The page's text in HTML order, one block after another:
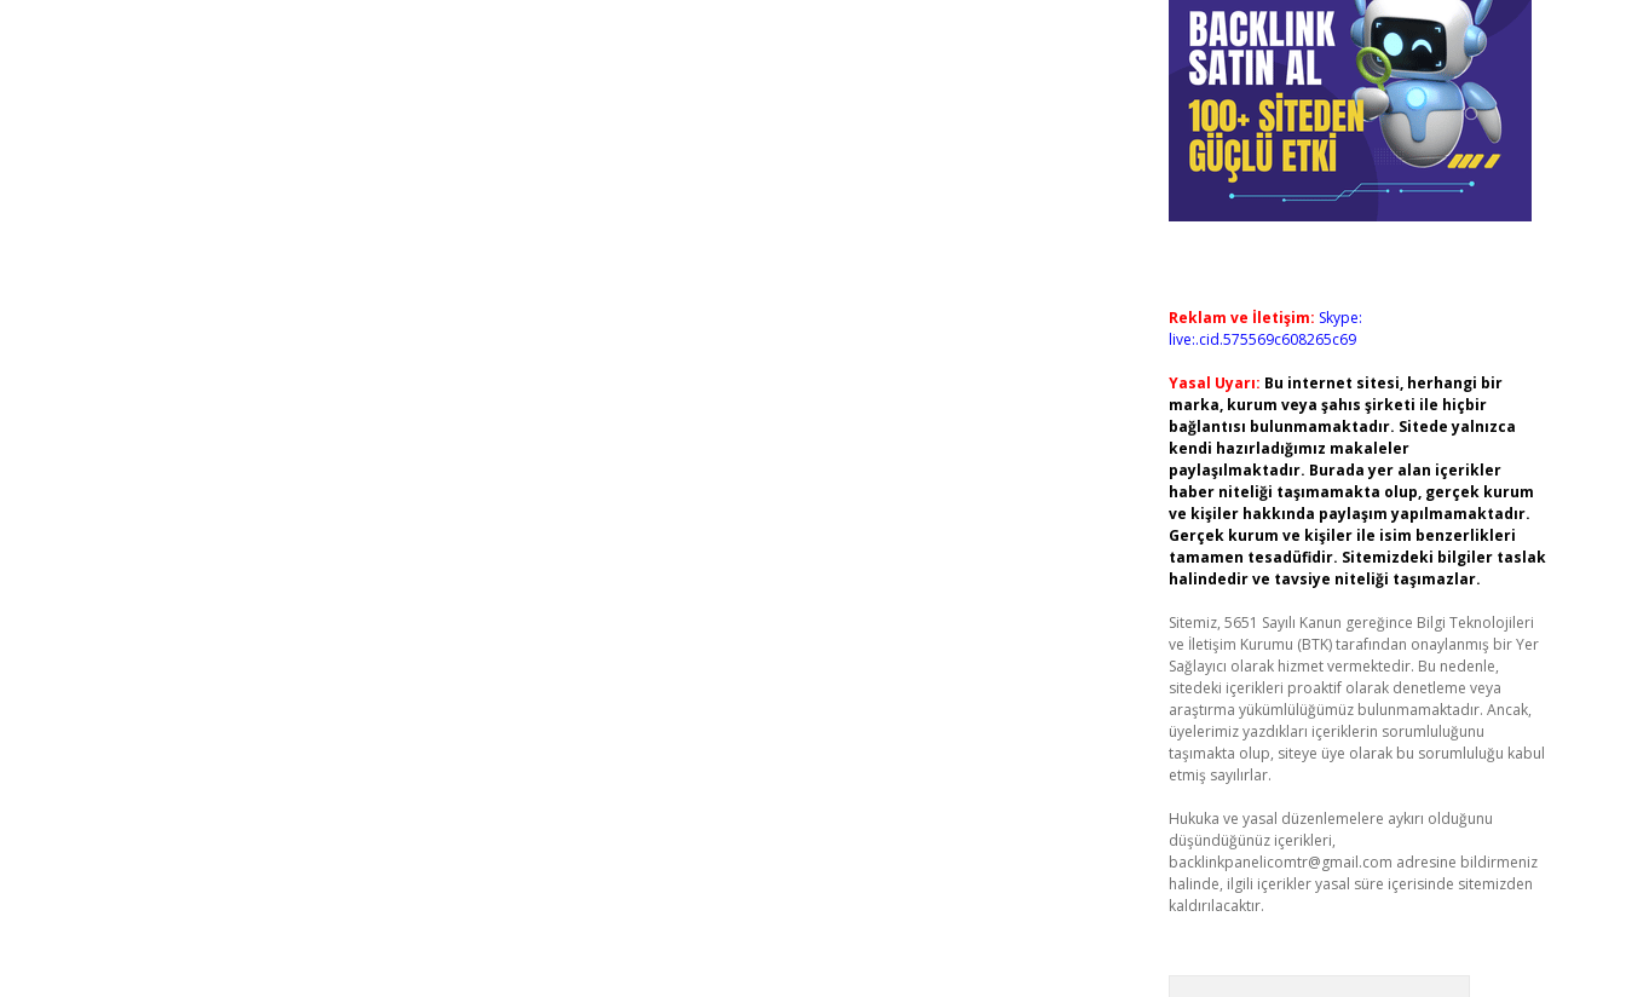
Reklam ve İletişim: Skype:
live:.cid.575569c608265c69
Yasal Uyarı: Bu internet sitesi, herhangi bir
marka, kurum veya şahıs şirketi ile hiçbir
bağlantısı bulunmamaktadır. Sitede yalnızca
kendi hazırladığımız makaleler
paylaşılmaktadır. Burada yer alan içerikler
haber niteliği taşımamakta olup, gerçek kurum
ve kişiler hakkında paylaşım yapılmamaktadır.
Gerçek kurum ve kişiler ile isim benzerlikleri
tamamen tesadüfidir. Sitemizdeki bilgiler taslak
halindedir ve tavsiye niteliği taşımazlar.
Sitemiz, 5651 Sayılı Kanun gereğince Bilgi Teknolojileri
ve İletişim Kurumu (BTK) tarafından onaylanmış bir Yer
Sağlayıcı olarak hizmet vermektedir. Bu nedenle,
sitedeki içerikleri proaktif olarak denetleme veya
araştırma yükümlülüğümüz bulunmamaktadır. Ancak,
üyelerimiz yazdıkları içeriklerin sorumluluğunu
taşımakta olup, siteye üye olarak bu sorumluluğu kabul
etmiş sayılırlar.
Hukuka ve yasal düzenlemelere aykırı olduğunu
düşündüğünüz içerikleri,
backlinkpanelicomtr@gmail.com adresine bildirmeniz
halinde, ilgili içerikler yasal süre içerisinde sitemizden
kaldırılacaktır.